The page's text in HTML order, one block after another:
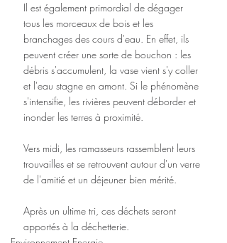
Il est également primordial de dégager
tous les morceaux de bois et les
branchages des cours d'eau. En effet, ils
peuvent créer une sorte de bouchon : les
débris s'accumulent, la vase vient s'y coller
et l'eau stagne en amont. Si le phénomène
s'intensifie, les rivières peuvent déborder et
inonder les terres à proximité.
Vers midi, les ramasseurs rassemblent leurs
trouvailles et se retrouvent autour d'un verre
de l'amitié et un déjeuner bien mérité.
Après un ultime tri, ces déchets seront
apportés à la déchetterie.